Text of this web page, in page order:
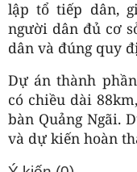
lập tổ tiếp dân,
người dân đủ cơ
dân và đúng quy
Dự án thành
có chiều dài
bàn Quảng Ngãi.
và dự kiến hoàn